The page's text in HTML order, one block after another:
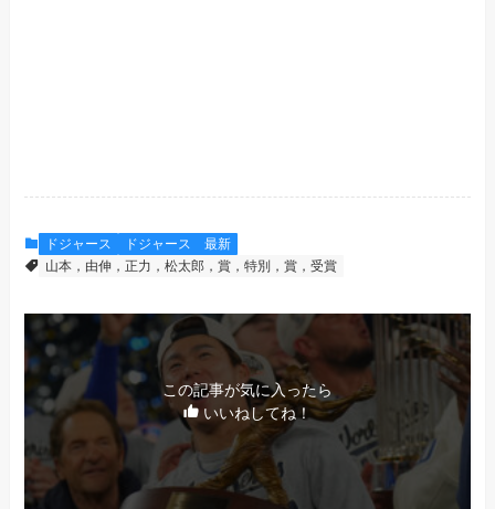
ドジャース
ドジャース 最新
山本，由伸，正力，松太郎，賞，特別，賞，受賞
この記事が気に入ったら
いいねしてね！